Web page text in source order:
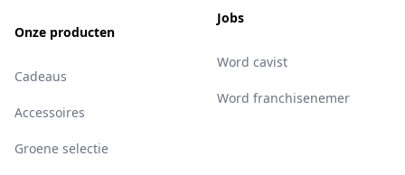
Onze producten
Cadeaus
Accessoires
Groene selectie
Jobs
Word cavist
Word franchisenemer